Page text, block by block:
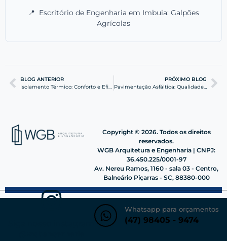
📍 Escritório de Engenharia em Imbuia: Galpões
Agrícolas
BLOG ANTERIOR
Isolamento Térmico: Conforto e Eficiência para sua Obra
PRÓXIMO BLOG
Pavimentação Asfáltica: Qualidade e Durabilidade na WGB
Copyright © 2026. Todos os direitos
reservados.
WGB Arquitetura e Engenharia | CNPJ:
36.450.225/0001-97
Av. Nereu Ramos, 1160 - sala 03 - Centro,
Balneário Piçarras - SC, 88380-000
Whatsapp para orçamentos
(47) 98405 - 9474